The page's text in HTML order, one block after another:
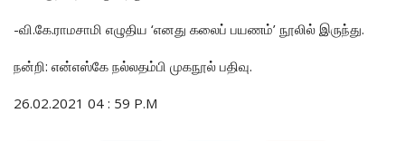
-வி.கே.ராமசாமி எழுதிய ‘எனது கலைப் பயணம்’ நூலில் இருந்து.
நன்றி: என்எஸ்கே நல்லதம்பி முகநூல் பதிவு.
26.02.2021 04 : 59 P.M